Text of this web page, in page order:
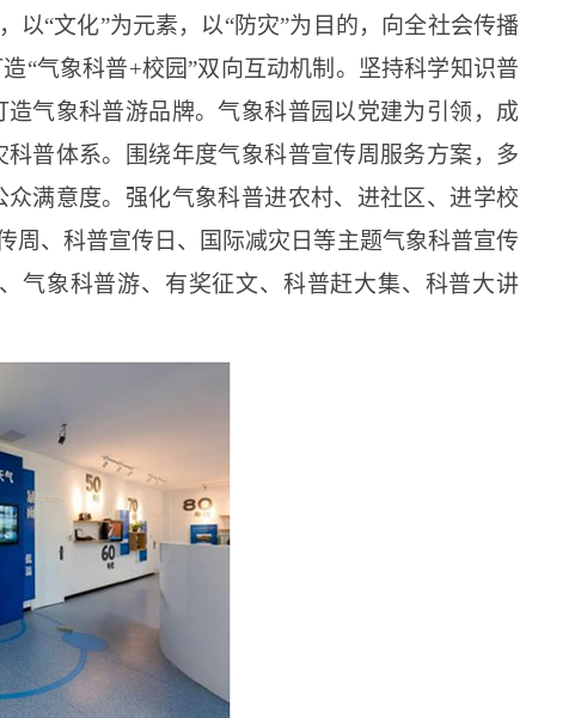
以“文化”为元素，以“防灾”为目的，向全社会传播
“气象科普+校园”双向互动机制。坚持科学知识普
气象科普游品牌。气象科普园以党建为引领，成
普体系。围绕年度气象科普宣传周服务方案，多
满意度。强化气象科普进农村、进社区、进学校
周、科普宣传日、国际减灾日等主题气象科普宣传
气象科普游、有奖征文、科普赶大集、科普大讲